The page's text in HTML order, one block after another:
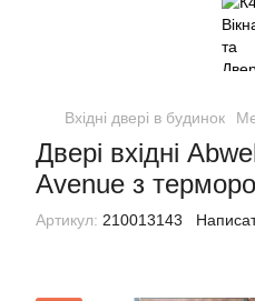
Вхідні двері в будинок
Двері вхідні
Avenue з
Артикул: 210013143